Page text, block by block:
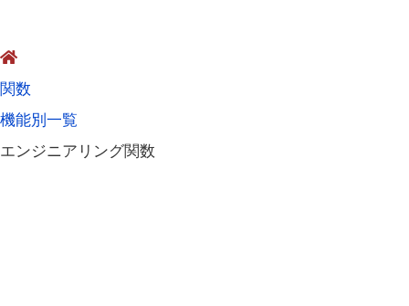
関数
機能別一覧
エンジニアリング関数